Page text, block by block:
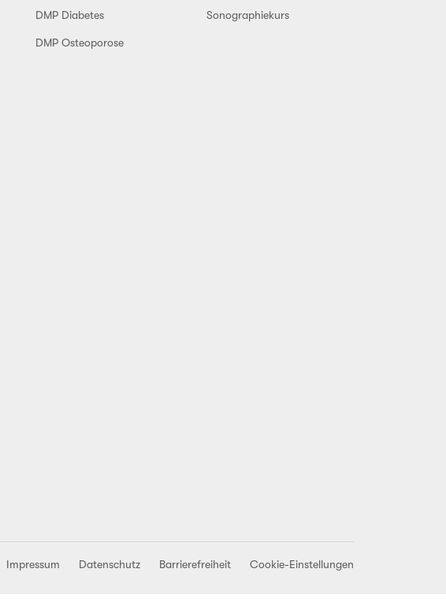
DMP Diabetes
DMP Osteoporose
Sonographiekurs
Impressum Datenschutz Barrierefreiheit Cookie-Einstellungen